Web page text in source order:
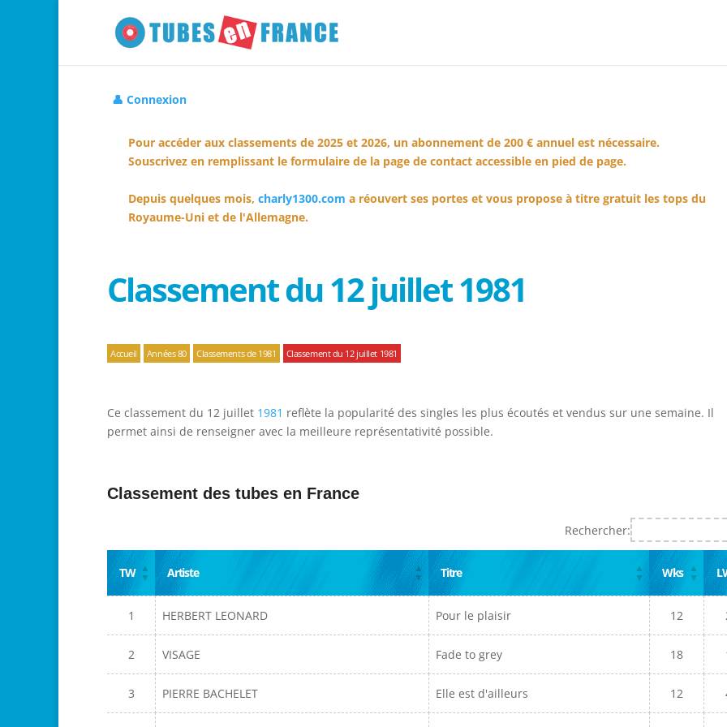
👤 Connexion
Pour accéder aux classements de 2025 et 2026, un abonnement de 200 € annuel est nécessaire.
Souscrivez en remplissant le formulaire de la page de contact accessible en pied de page.
Depuis quelques mois, charly1300.com a réouvert ses portes et vous propose à titre gratuit les tops du
Royaume-Uni et de l'Allemagne.
Classement du 12 juillet 1981
Accueil Années 80 Classements de 1981 Classement du 12 juillet 1981
Ce classement du 12 juillet 1981 reflète la popularité des singles les plus écoutés et vendus sur une semaine. Il
permet ainsi de renseigner avec la meilleure représentativité possible.
Classement des tubes en France
Rechercher:
TW Artiste Titre Wks
1 HERBERT LEONARD Pour le plaisir 12
2 VISAGE Fade to grey 18
3 PIERRE BACHELET Elle est d'ailleurs 12